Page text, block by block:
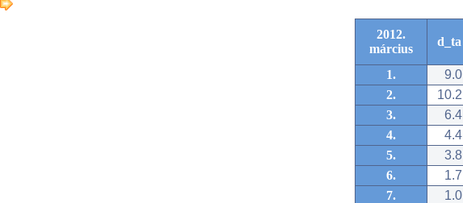
2012.
március
d_ta
1. 9.0
2.
10.2
3.
6.4
4.
4.4
5.
3.8
6.
1.7
7.
1.0